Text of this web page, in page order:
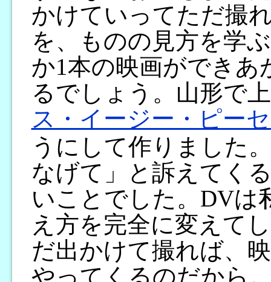
かけていってただ撮
を、ものの見方を学
か1本の映画ができ
るでしょう。山形で
ス・イージー・ピー
うにして作りました
なげて」と訴えてく
いことでした。DVは
え方を完全に変えて
だ出かけて撮れば、
やってくるのだから